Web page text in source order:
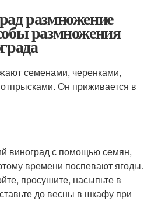
размножение
размножения
семенами, черенками,
Он приживается в
виноград с помощью семян,
времени поспевают ягоды.
просушите, насыпьте в
до весны в шкафу при